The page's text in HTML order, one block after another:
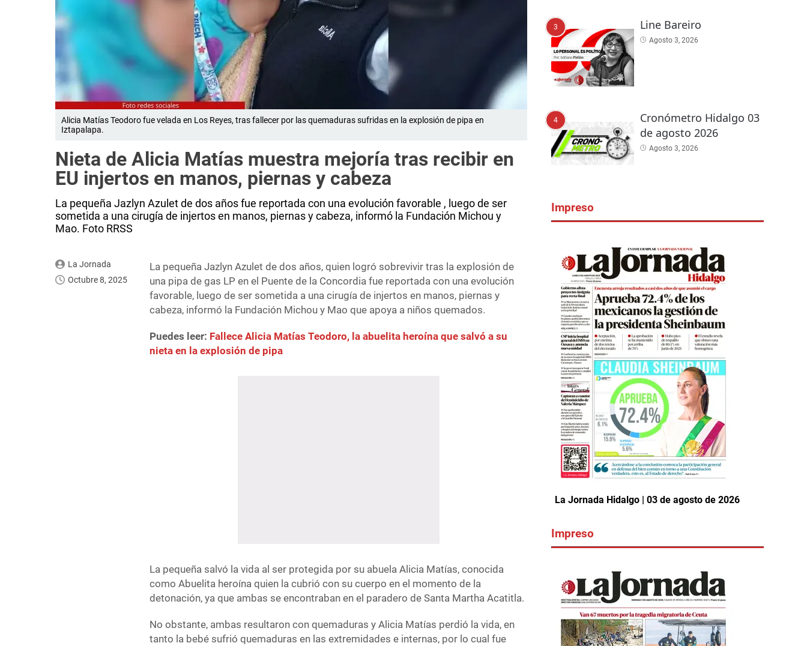
Alicia Matías Teodoro fue velada en Los Reyes, tras fallecer por las quemaduras sufridas en la explosión de pipa en
Iztapalapa.
Nieta de Alicia Matías muestra mejoría tras recibir en
EU injertos en manos, piernas y cabeza
La pequeña Jazlyn Azulet de dos años fue reportada con una evolución favorable , luego de ser
sometida a una cirugía de injertos en manos, piernas y cabeza, informó la Fundación Michou y
Mao. Foto RRSS
La Jornada
Octubre 8, 2025
La pequeña Jazlyn Azulet de dos años, quien logró sobrevivir tras la explosión de
una pipa de gas LP en el Puente de la Concordia fue reportada con una evolución
favorable, luego de ser sometida a una cirugía de injertos en manos, piernas y
cabeza, informó la Fundación Michou y Mao que apoya a niños quemados.
Puedes leer: Fallece Alicia Matías Teodoro, la abuelita heroína que salvó a su
nieta en la explosión de pipa
La pequeña salvó la vida al ser protegida por su abuela Alicia Matías, conocida
como Abuelita heroína quien la cubrió con su cuerpo en el momento de la
detonación, ya que ambas se encontraban en el paradero de Santa Martha Acatitla.
No obstante, ambas resultaron con quemaduras y Alicia Matías perdió la vida, en
tanto la bebé sufrió quemaduras en las extremidades e internas, por lo cual fue
3 Line Bareiro
Agosto 3, 2026
4
Cronómetro Hidalgo 03
de agosto 2026
Agosto 3, 2026
Impreso
La Jornada Hidalgo | 03 de agosto de 2026
Impreso